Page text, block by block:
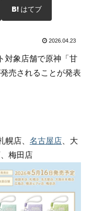
はてブ
2026.04.23
対象店舗で原神「甘
売されることが発表
幌店、 名古屋店 、大
梅田店